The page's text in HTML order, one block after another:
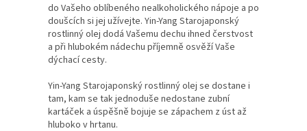
do Vašeho oblíbeného nealkoholického nápoje a po
doušcích si jej užívejte. Yin-Yang Starojaponský
rostlinný olej dodá Vašemu dechu ihned čerstvost
a při hlubokém nádechu příjemně osvěží Vaše
dýchací cesty.
Yin-Yang Starojaponský rostlinný olej se dostane i
tam, kam se tak jednoduše nedostane zubní
kartáček a úspěšně bojuje se zápachem z úst až
hluboko v hrtanu.